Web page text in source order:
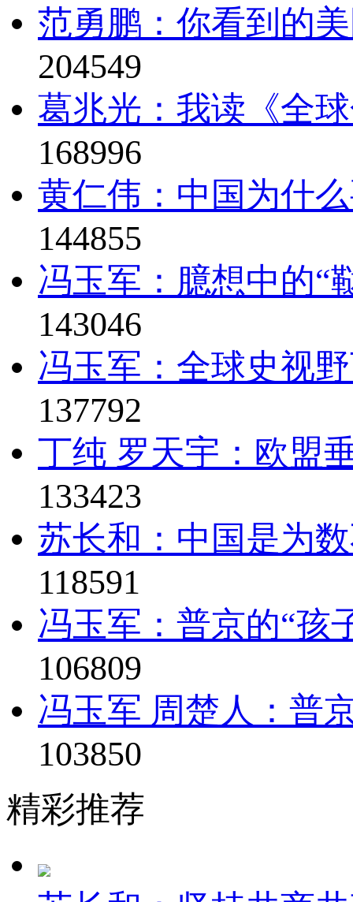
范勇鹏：你看到的
204549
葛兆光：我读《全
168996
黄仁伟：中国为什
144855
冯玉军：臆想中的“
143046
冯玉军：全球史视
137792
丁纯 罗天宇：欧盟
133423
苏长和：中国是为
118591
冯玉军：普京的“孩
106809
冯玉军 周楚人：普
103850
精彩推荐